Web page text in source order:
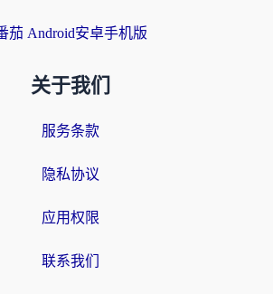
茄 Android安卓手机版
关于我们
服务条款
隐私协议
应用权限
联系我们